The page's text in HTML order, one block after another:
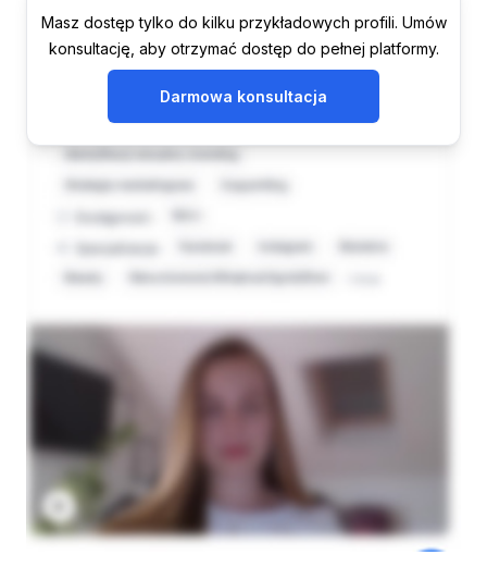
Masz dostęp tylko do kilku przykładowych profili. Umów
konsultację, aby otrzymać dostęp do pełnej platformy.
Darmowa konsultacja